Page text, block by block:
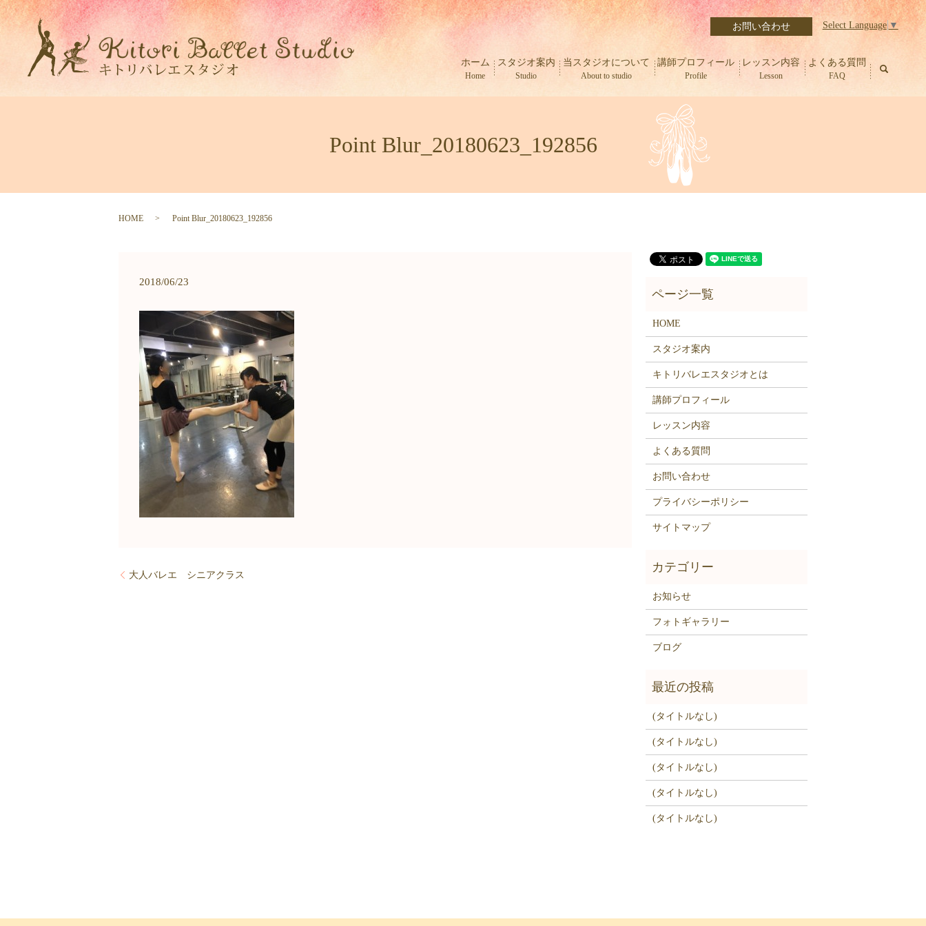
Select Language ▼
お問い合わせ
ホーム
Home
スタジオ案内
Studio
当スタジオについて
About to studio
講師プロフィール
Profile
レッスン内容
Lesson
よくある質問
FAQ
Point Blur_20180623_192856
HOME Point Blur_20180623_192856
2018/06/23
大人バレエ シニアクラス
HOME
スタジオ案内
キトリバレエスタジオとは
講師プロフィール
レッスン内容
よくある質問
お問い合わせ
プライバシーポリシー
サイトマップ
お知らせ
フォトギャラリー
ブログ
(タイトルなし)
(タイトルなし)
(タイトルなし)
(タイトルなし)
(タイトルなし)